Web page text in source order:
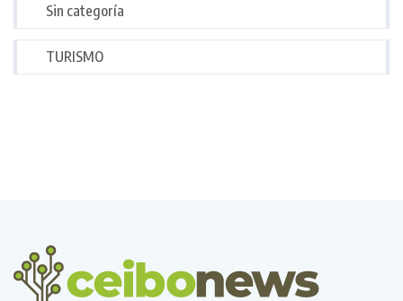
Sin categoría
TURISMO